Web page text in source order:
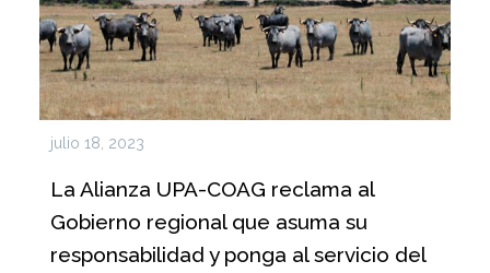
julio 18, 2023
La Alianza UPA-COAG reclama al
Gobierno regional que asuma su
responsabilidad y ponga al servicio del